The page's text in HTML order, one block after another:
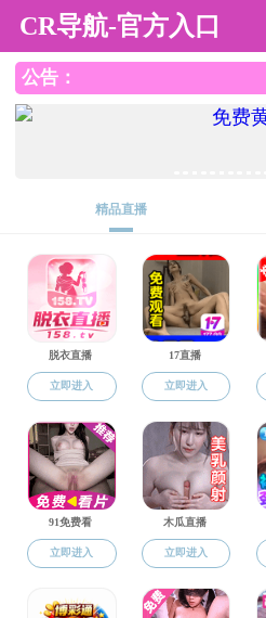
小宝探花
文件下载
小宝探花 指导
建议目录
时间：2025-05-